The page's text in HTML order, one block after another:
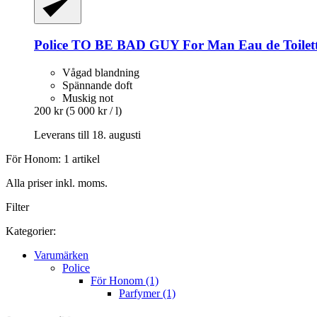
Police TO BE BAD GUY For Man Eau de
Vågad blandning
Spännande doft
Muskig not
200 kr (5 000 kr / l)
Leverans till 18. augusti
För Honom: 1 artikel
Alla priser inkl. moms.
Filter
Kategorier:
Varumärken
Police
För Honom (1)
Parfymer (1)